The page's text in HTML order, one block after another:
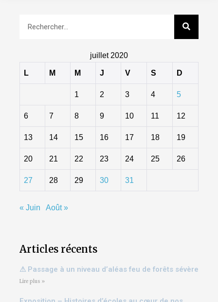
juillet 2020
L M M J V S D
1 2 3 4 5
6 7 8 9 10 11 12
13 14 15 16 17 18 19
20 21 22 23 24 25 26
27 28 29 30 31
« Juin Août »
Articles récents
⚠ Passage à un niveau d’aléas feu de forêts sévère
Lire plus »